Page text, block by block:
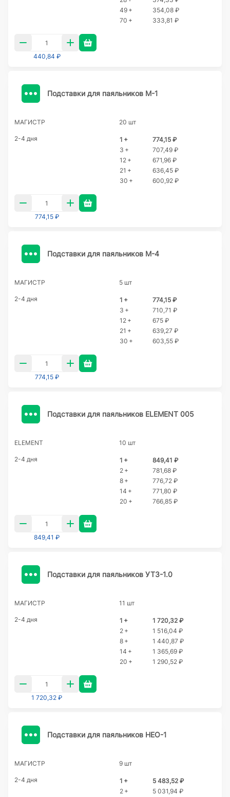
49 +
354,08 ₽
70 +
333,81 ₽
440,84 ₽
Подставки для паяльников М-1
МАГИСТР 20 шт
2-4 дня 1 +
774,15 ₽
3 +
707,49 ₽
12 +
671,96 ₽
21 +
636,45 ₽
30 +
600,92 ₽
774,15 ₽
Подставки для паяльников М-4
МАГИСТР 5 шт
2-4 дня 1 +
774,15 ₽
3 +
710,71 ₽
12 +
675 ₽
21 +
639,27 ₽
30 +
603,55 ₽
774,15 ₽
Подставки для паяльников ELEMENT 005
ELEMENT 10 шт
2-4 дня 1 +
849,41 ₽
2 +
781,68 ₽
8 +
776,72 ₽
14 +
771,80 ₽
20 +
766,85 ₽
849,41 ₽
Подставки для паяльников УТЗ-1.0
МАГИСТР 11 шт
2-4 дня 1 +
1 720,32 ₽
2 +
1 516,04 ₽
8 +
1 440,87 ₽
14 +
1 365,69 ₽
20 +
1 290,52 ₽
1 720,32 ₽
Подставки для паяльников НЕО-1
МАГИСТР 9 шт
2-4 дня 1 +
5 483,52 ₽
2 +
5 031,94 ₽